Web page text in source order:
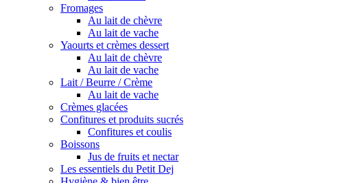
Fromages
Au lait de chèvre
Au lait de vache
Yaourts et crèmes dessert
Au lait de chèvre
Au lait de vache
Lait / Beurre / Crème
Au lait de vache
Crèmes glacées
Confitures et produits sucrés
Confitures et coulis
Boissons
Jus de fruits et nectar
Les essentiels du Petit Dej